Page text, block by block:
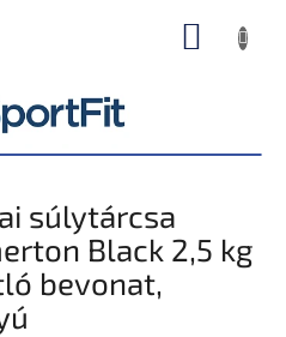
KOSÁR
súlytárcsa
Black 2,5 kg
bevonat,